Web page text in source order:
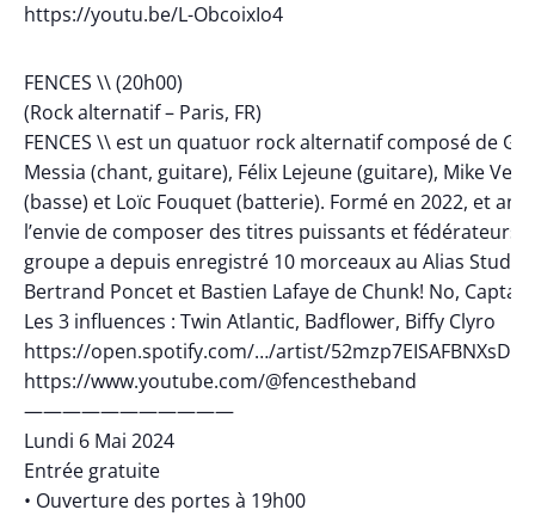
https://youtu.be/L-ObcoixIo4
FENCES \\ (20h00)
(Rock alternatif – Paris, FR)
FENCES \\ est un quatuor rock alternatif composé de
Messia (chant, guitare), Félix Lejeune (guitare), Mike
(basse) et Loïc Fouquet (batterie). Formé en 2022, et
l’envie de composer des titres puissants et fédérateurs,
groupe a depuis enregistré 10 morceaux au Alias Studio
Bertrand Poncet et Bastien Lafaye de Chunk! No,
Les 3 influences : Twin Atlantic, Badflower, Biffy Clyro
https://open.spotify.com/…/artist/
https://www.youtube.com/@fencestheband
———————————
Lundi 6 Mai 2024
Entrée gratuite
• Ouverture des portes à 19h00